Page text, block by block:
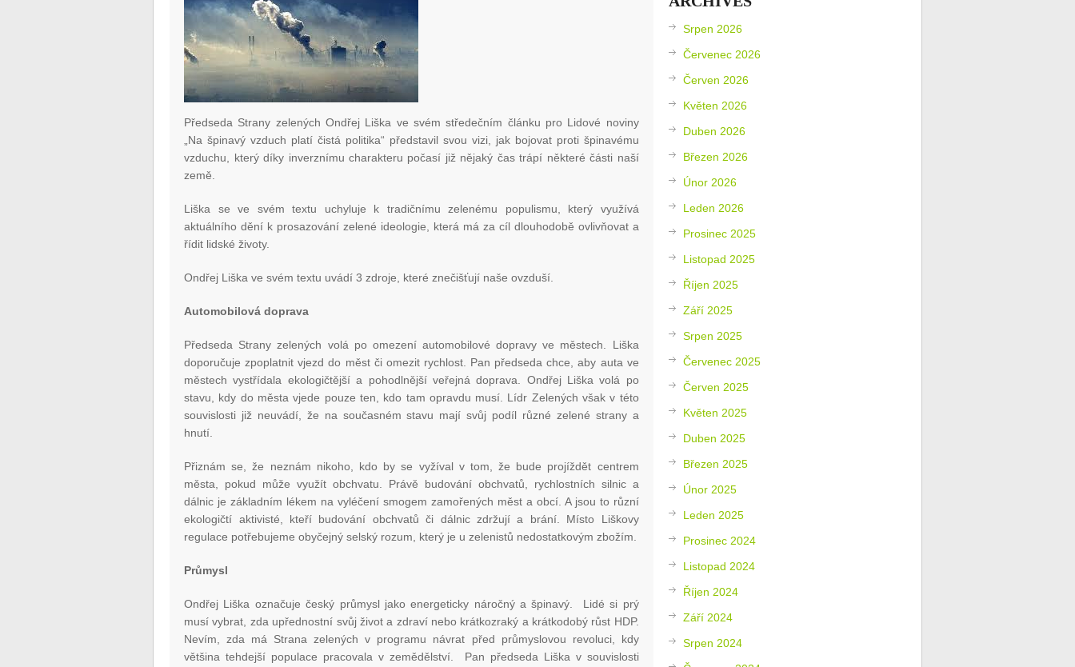
Předseda Strany zelených Ondřej Liška ve svém středečním článku pro Lidové noviny
„Na špinavý vzduch platí čistá politika“ představil svou vizi, jak bojovat proti špinavému
vzduchu, který díky inverznímu charakteru počasí již nějaký čas trápí některé části naší
země.
Liška se ve svém textu uchyluje k tradičnímu zelenému populismu, který využívá
aktuálního dění k prosazování zelené ideologie, která má za cíl dlouhodobě ovlivňovat a
řídit lidské životy.
Ondřej Liška ve svém textu uvádí 3 zdroje, které znečišťují naše ovzduší.
Automobilová doprava
Předseda Strany zelených volá po omezení automobilové dopravy ve městech. Liška
doporučuje zpoplatnit vjezd do měst či omezit rychlost. Pan předseda chce, aby auta ve
městech vystřídala ekologičtější a pohodlnější veřejná doprava. Ondřej Liška volá po
stavu, kdy do města vjede pouze ten, kdo tam opravdu musí. Lídr Zelených však v této
souvislosti již neuvádí, že na současném stavu mají svůj podíl různé zelené strany a
hnutí.
Přiznám se, že neznám nikoho, kdo by se vyžíval v tom, že bude projíždět centrem
města, pokud může využít obchvatu. Právě budování obchvatů, rychlostních silnic a
dálnic je základním lékem na vyléčení smogem zamořených měst a obcí. A jsou to různí
ekologičtí aktivisté, kteří budování obchvatů či dálnic zdržují a brání. Místo Liškovy
regulace potřebujeme obyčejný selský rozum, který je u zelenistů nedostatkovým zbožím.
Průmysl
Ondřej Liška označuje český průmysl jako energeticky náročný a špinavý. Lidé si prý
musí vybrat, zda upřednostní svůj život a zdraví nebo krátkozraký a krátkodobý růst HDP.
Nevím, zda má Strana zelených v programu návrat před průmyslovou revoluci, kdy
většina tehdejší populace pracovala v zemědělství. Pan předseda Liška v souvislosti
Srpen 2026
Červenec 2026
Červen 2026
Květen 2026
Duben 2026
Březen 2026
Únor 2026
Leden 2026
Prosinec 2025
Listopad 2025
Říjen 2025
Září 2025
Srpen 2025
Červenec 2025
Červen 2025
Květen 2025
Duben 2025
Březen 2025
Únor 2025
Leden 2025
Prosinec 2024
Listopad 2024
Říjen 2024
Září 2024
Srpen 2024